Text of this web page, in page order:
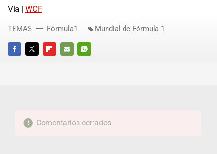
Vía | WCF
FACEBOOKTWITTERFLIPBOARD
E-
WHATSAPP
TEMAS Fórmula1 Mundial de Fórmula 1
Comentarios cerrados